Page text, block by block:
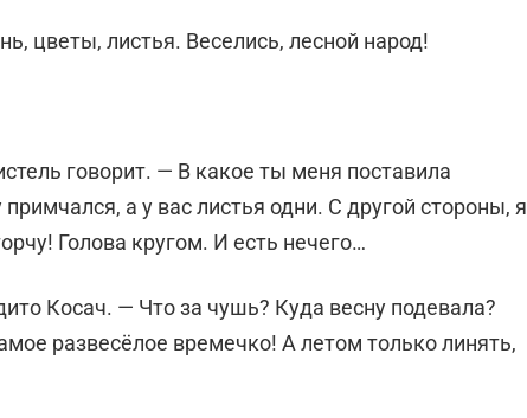
цветы, листья. Веселись, лесной народ!
говорит. — В какое ты меня поставила
а у вас листья одни. С другой стороны, я
Голова кругом. И есть нечего…
Косач. — Что за чушь? Куда весну подевала?
развесёлое времечко! А летом только линять,